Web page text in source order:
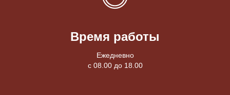
Время работы
Ежедневно
с 08.00 до 18.00